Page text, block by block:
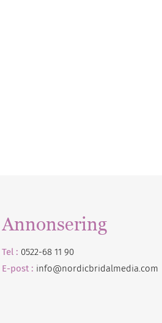
Annonsering
Tel : 0522-68 11 90
E-post : info@nordicbridalmedia.com